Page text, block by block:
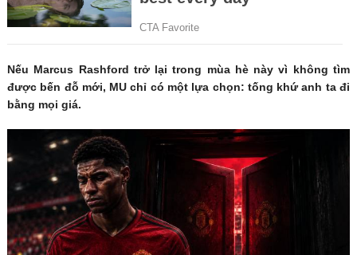
Nếu Marcus Rashford trở lại trong mùa hè này vì không tìm
được bến đỗ mới, MU chỉ có một lựa chọn: tống khứ anh ta đi
bằng mọi giá.